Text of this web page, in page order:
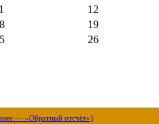
12
19
26
— «Обратный отсчёт»)